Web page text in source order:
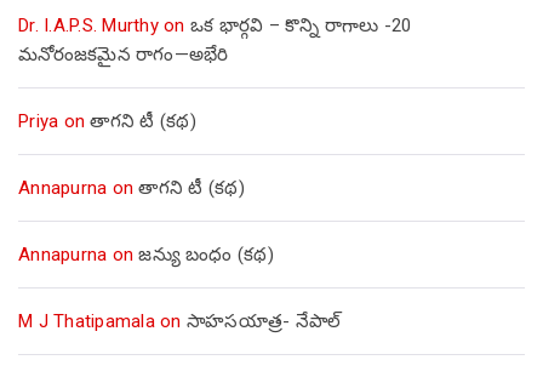
Dr. I.A.P.S. Murthyon ఒక భార్గవి – కొన్ని రాగాలు -20
మనోరంజకమైన రాగం—అభేరి
Priya onతాగని టీ (కథ)
Annapurna onతాగని టీ (కథ)
Annapurna onజన్యు బంధం (కథ)
M J Thatipamalaon సాహసయాత్ర- నేపాల్‌